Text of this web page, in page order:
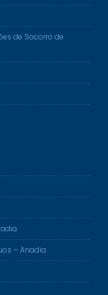
de Socorro de
– Anadia